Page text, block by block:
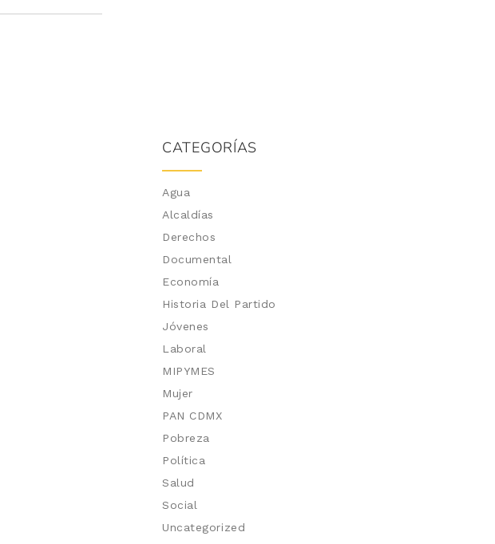
CATEGORÍAS
Agua
Alcaldías
Derechos
Documental
Economía
Historia Del Partido
Jóvenes
Laboral
MIPYMES
Mujer
PAN CDMX
Pobreza
Política
Salud
Social
Uncategorized